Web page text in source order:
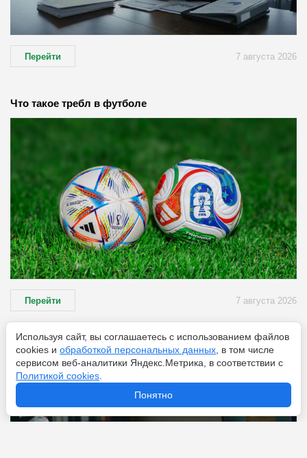
Перейти 7 августа 2026
Что такое требл в футболе
Перейти 7 августа 2026
Дешам отказал «Аль-Ахли»: чемпион мира не поедет в
Саудовскую Аравию
Используя сайт, вы соглашаетесь с использованием файлов
cookies и обработкой персональных данных , в том числе
сервисом веб-аналитики Яндекс.Метрика, в соответствии с
Политикой cookies
Понятно